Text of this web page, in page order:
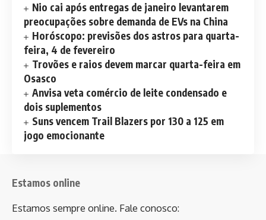
Nio cai após entregas de janeiro levantarem
preocupações sobre demanda de EVs na China
Horóscopo: previsões dos astros para quarta-
feira, 4 de fevereiro
Trovões e raios devem marcar quarta-feira em
Osasco
Anvisa veta comércio de leite condensado e
dois suplementos
Suns vencem Trail Blazers por 130 a 125 em
jogo emocionante
Estamos online
Estamos sempre online. Fale conosco: